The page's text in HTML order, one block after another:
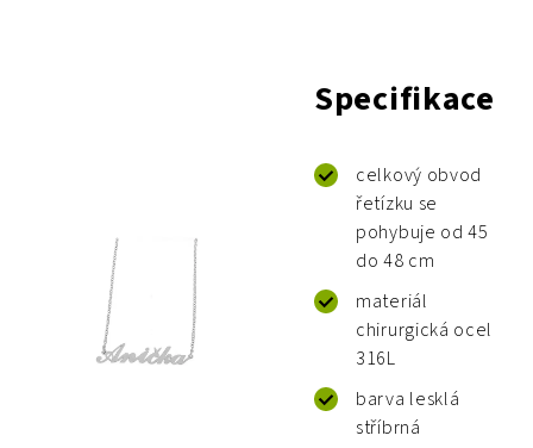
Specifikace
celkový obvod
řetízku se
pohybuje od 45
do 48 cm
materiál
chirurgická ocel
316L
barva lesklá
stříbrná